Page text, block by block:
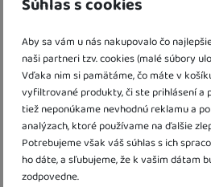
Aby sa vám u nás nakupovalo čo
naši partneri tzv. cookies (malé súbory
Vďaka nim si pamätáme, čo máte v
vyfiltrované produkty, či ste prihlásení a
tiež neponúkame nevhodnú reklamu a
analýzach, ktoré používame na ďalšie
Potrebujeme však váš súhlas s ich
ho dáte, a sľubujeme, že k vašim dátam
zodpovedne.
2,10€
K dispozícii
Kdy zboží dostanete?
Osobný odber vo výdajnom mieste 13. 8.
U Vás doma14. 8.
Kdy
U
Obľúbené
Výpredaj